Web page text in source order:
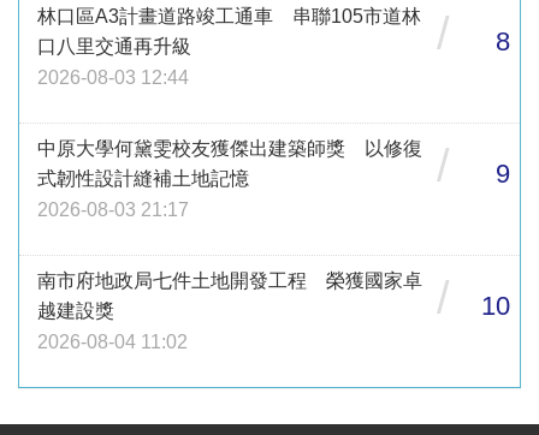
林口區A3計畫道路竣工通車 串聯105市道林
口八里交通再升級
2026-08-03 12:44
/ 8
中原大學何黛雯校友獲傑出建築師獎 以修復
式韌性設計縫補土地記憶
2026-08-03 21:17
/ 9
南市府地政局七件土地開發工程 榮獲國家卓
越建設獎
2026-08-04 11:02
/ 10